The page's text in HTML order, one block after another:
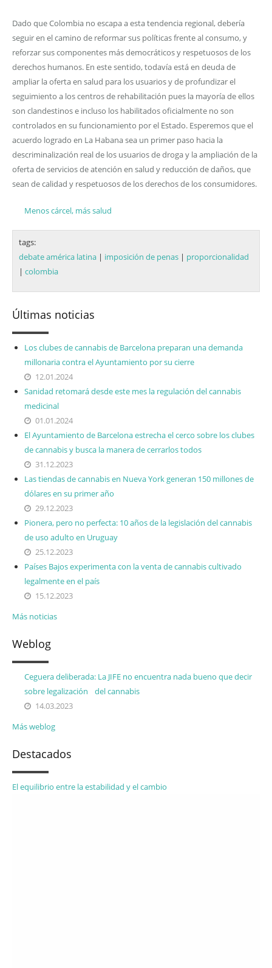
Dado que Colombia no escapa a esta tendencia regional, debería
seguir en el camino de reformar sus políticas frente al consumo, y
reforzar sus componentes más democráticos y respetuosos de los
derechos humanos. En este sentido, todavía está en deuda de
ampliar la oferta en salud para los usuarios y de profundizar el
seguimiento a los centros de rehabilitación pues la mayoría de ellos
son clandestinos e incluso los habilitados oficialmente no son
controlados en su funcionamiento por el Estado. Esperemos que el
acuerdo logrado en La Habana sea un primer paso hacia la
descriminalización real de los usuarios de droga y la ampliación de la
oferta de servicios de atención en salud y reducción de daños, que
sean de calidad y respetuosos de los derechos de los consumidores.
Menos cárcel, más salud
tags:
debate américa latina | imposición de penas | proporcionalidad
| colombia
Últimas noticias
Los clubes de cannabis de Barcelona preparan una demanda
millonaria contra el Ayuntamiento por su cierre
12.01.2024
Sanidad retomará desde este mes la regulación del cannabis
medicinal
01.01.2024
El Ayuntamiento de Barcelona estrecha el cerco sobre los clubes
de cannabis y busca la manera de cerrarlos todos
31.12.2023
Las tiendas de cannabis en Nueva York generan 150 millones de
dólares en su primer año
29.12.2023
Pionera, pero no perfecta: 10 años de la legislación del cannabis
de uso adulto en Uruguay
25.12.2023
Países Bajos experimenta con la venta de cannabis cultivado
legalmente en el país
15.12.2023
Más noticias
Weblog
Ceguera deliberada: La JIFE no encuentra nada bueno que decir
sobre legalización del cannabis
14.03.2023
Más weblog
Destacados
El equilibrio entre la estabilidad y el cambio